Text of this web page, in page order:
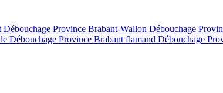
Débouchage Province Brabant-Wallon Débouchage
Débouchage Province Brabant flamand Débouchage